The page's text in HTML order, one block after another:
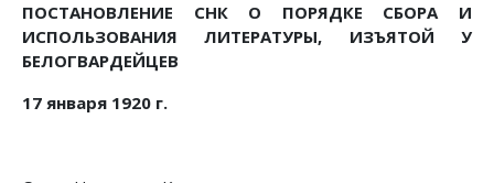
ПОСТАНОВЛЕНИЕ СНК О ПОРЯДКЕ СБОРА И
ИСПОЛЬЗОВАНИЯ ЛИТЕРАТУРЫ, ИЗЪЯТОЙ У
БЕЛОГВАРДЕЙЦЕВ
17 января 1920 г.